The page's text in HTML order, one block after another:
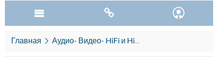
Главная Аудио- Видео- HiFi и HiEND